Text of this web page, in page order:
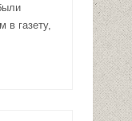
в газету,